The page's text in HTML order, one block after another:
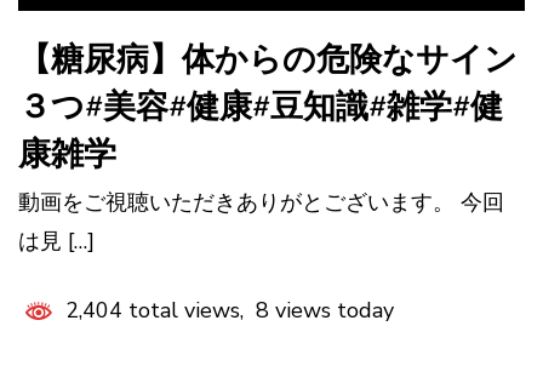
【糖尿病】体からの危険なサイン
３つ#美容#健康#豆知識#雑学#健
康雑学
動画をご視聴いただきありがとございます。 今回
は見 […]
2,404 total views, 8 views today